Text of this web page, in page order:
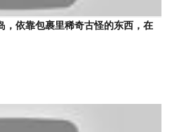
，依靠包裹里稀奇古怪的东西，在